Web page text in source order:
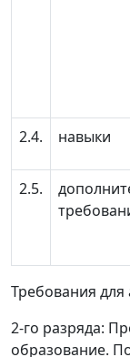
2.4. навыки
2.5.
Требования для
2-го разряда:
образование.